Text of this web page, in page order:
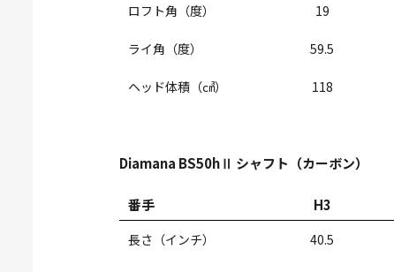
ロフト角（度） 19
ライ角（度） 59.5
ヘッド体積（㎤） 118
Diamana BS50hⅡ シャフト（カーボン）
番手 H3
長さ（インチ） 40.5